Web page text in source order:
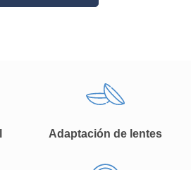
Adaptación de lentes